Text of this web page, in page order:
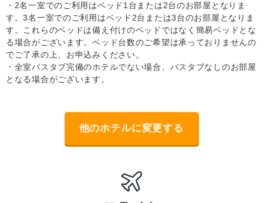
・2名一室でのご利用はベッド1台または2台のお部屋となりま
す。3名一室でのご利用はベッド2台または3台のお部屋となりま
す。これらのベッドは備え付けのベッドではなく簡易ベッドとな
る場合がございます。ベッド台数のご希望は承っておりませんの
でご了承の上、お申込みください。
・全室バスタブ完備のホテルでない場合、バスタブなしのお部屋
となる場合がございます。
他のホテルに変更する